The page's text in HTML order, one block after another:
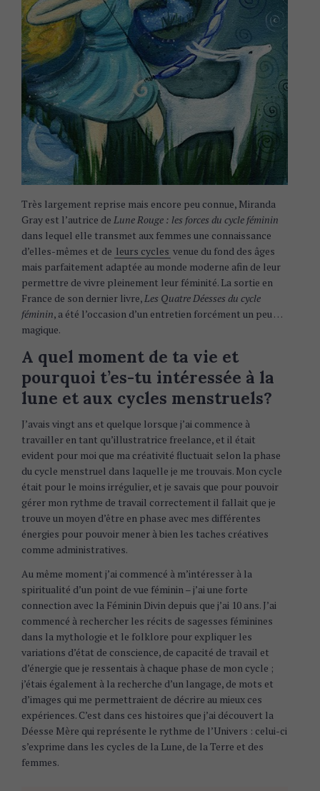
Très largement reprise mais encore peu connue, Miranda
Gray est l’autrice de Lune Rouge : les forces du cycle féminin
dans lequel elle transmet aux femmes une connaissance
d’elles-mêmes et de leurs cycles venue du fond des âges
mais parfaitement adaptée au monde moderne afin de leur
permettre de vivre pleinement leur féminité. La sortie en
France de son dernier livre,Les Quatre Déesses du cycle
féminin, a été l’occasion d’un entretien forcément un peu …
magique.
A quel moment de ta vie et
pourquoi t’es-tu intéressée à la
lune et aux cycles menstruels?
J’avais vingt ans et quelque lorsque j’ai commence à
travailler en tant qu’illustratrice freelance, et il était
evident pour moi que ma créativité fluctuait selon la phase
du cycle menstruel dans laquelle je me trouvais. Mon cycle
était pour le moins irrégulier, et je savais que pour pouvoir
gérer mon rythme de travail correctement il fallait que je
trouve un moyen d’être en phase avec mes différentes
énergies pour pouvoir mener à bien les taches créatives
comme administratives.
Au même moment j’ai commencé à m’intéresser à la
spiritualité d’un point de vue féminin – j’ai une forte
connection avec la Féminin Divin depuis que j’ai 10 ans. J’ai
commencé à rechercher les récits de sagesses féminines
dans la mythologie et le folklore pour expliquer les
variations d’état de conscience, de capacité de travail et
d’énergie que je ressentais à chaque phase de mon cycle ;
j’étais également à la recherche d’un langage, de mots et
d’images qui me permettraient de décrire au mieux ces
expériences. C’est dans ces histoires que j’ai découvert la
Déesse Mère qui représente le rythme de l’Univers : celui-ci
s’exprime dans les cycles de la Lune, de la Terre et des
femmes.